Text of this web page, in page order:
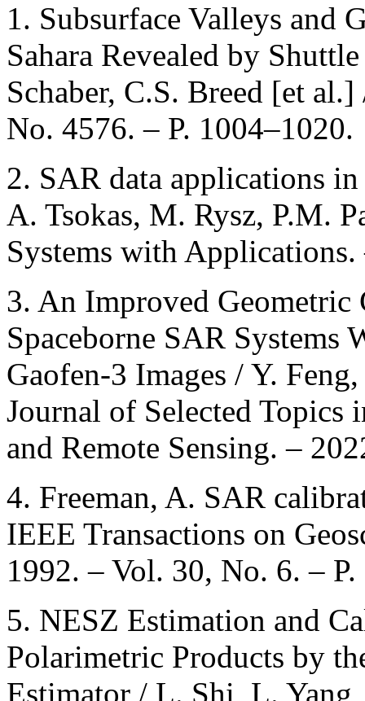
1. Subsurface Valleys and
Sahara Revealed by
Schaber, C.S. Breed [et
No. 4576. – P. 1004–1020.
2. SAR data applications
A. Tsokas, M. Rysz, P.M.
Systems with
3. An Improved
Spaceborne SAR Systems
Gaofen-3 Images / Y.
Journal of Selected Topics
and Remote Sensing. –
4. Freeman, A. SAR
IEEE Transactions on
1992. – Vol. 30, No. 6. –
5. NESZ Estimation and
Polarimetric Products by
Estimator / L. Shi, L.